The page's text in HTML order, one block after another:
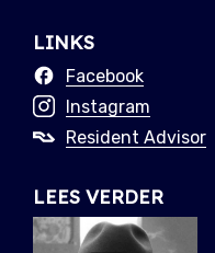
LINKS
Facebook
Instagram
Resident Advisor
LEES VERDER